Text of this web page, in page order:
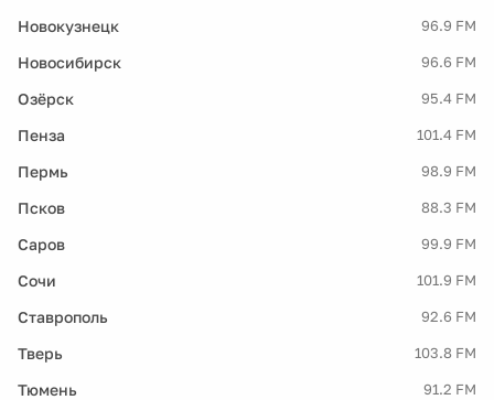
Новокузнецк 96.9 FM
Новосибирск 96.6 FM
Озёрск 95.4 FM
Пенза 101.4 FM
Пермь 98.9 FM
Псков 88.3 FM
Саров 99.9 FM
Сочи 101.9 FM
Ставрополь 92.6 FM
Тверь 103.8 FM
Тюмень 91.2 FM